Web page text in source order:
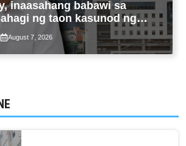
inaasahang babawi sa
ng taon kasunod ng
ng Middle East war,
ng public construction
August 7, 2026